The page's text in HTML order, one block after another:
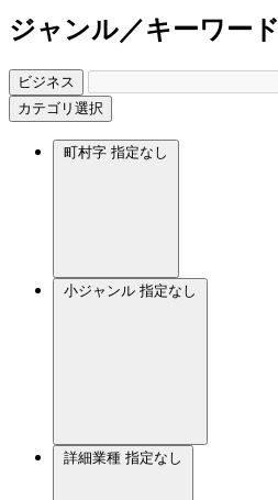
ジャンル／キーワード
ビジネス
カテゴリ選択
町村字 指定なし
小ジャンル 指定なし
詳細業種 指定なし